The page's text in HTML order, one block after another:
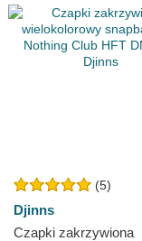
(5)
Djinns
Czapki zakrzywiona